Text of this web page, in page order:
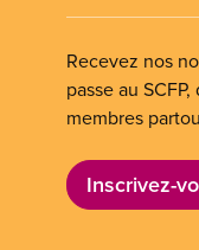
Recevez nos
passe au
membres
Inscrivez-